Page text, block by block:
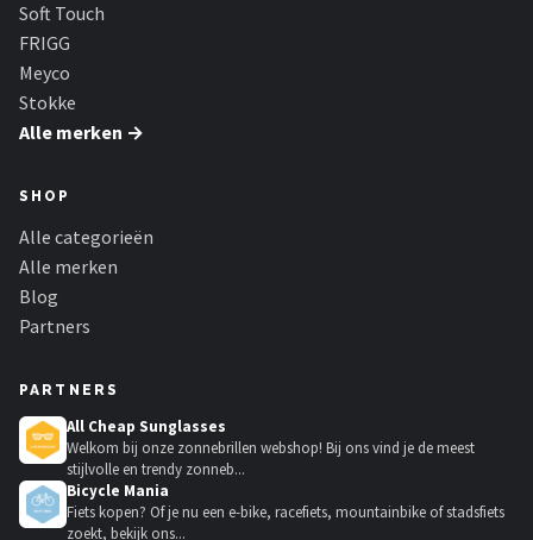
Soft Touch
FRIGG
Meyco
Stokke
Alle merken →
SHOP
Alle categorieën
Alle merken
Blog
Partners
PARTNERS
All Cheap Sunglasses
Welkom bij onze zonnebrillen webshop! Bij ons vind je de meest
stijlvolle en trendy zonneb...
Bicycle Mania
Fiets kopen? Of je nu een e-bike, racefiets, mountainbike of stadsfiets
zoekt, bekijk ons...